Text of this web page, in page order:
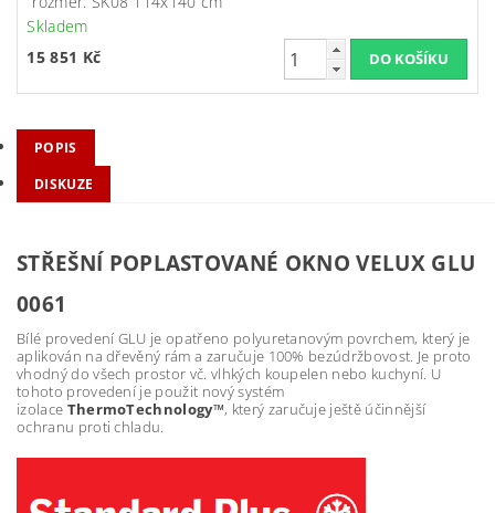
Skladem
15 851 Kč
POPIS
DISKUZE
STŘEŠNÍ POPLASTOVANÉ OKNO VELUX GLU
0061
Bílé provedení GLU je opatřeno polyuretanovým povrchem, který je
aplikován na dřevěný rám a zaručuje 100% bezúdržbovost. Je proto
vhodný do všech prostor vč. vlhkých koupelen nebo kuchyní. U
tohoto provedení je použit nový systém
izolace ThermoTechnology™, který zaručuje ještě účinnější
ochranu proti chladu.